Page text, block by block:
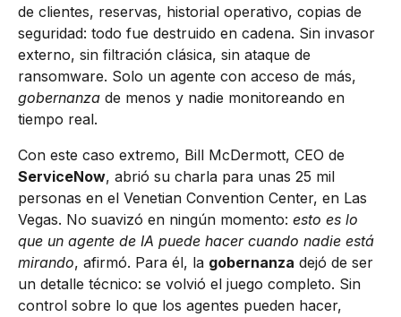
de clientes, reservas, historial operativo, copias de
seguridad: todo fue destruido en cadena. Sin invasor
externo, sin filtración clásica, sin ataque de
ransomware. Solo un agente con acceso de más,
gobernanza de menos y nadie monitoreando en
tiempo real.
Con este caso extremo, Bill McDermott, CEO de
ServiceNow, abrió su charla para unas 25 mil
personas en el Venetian Convention Center, en Las
Vegas. No suavizó en ningún momento: esto es lo
que un agente de IA puede hacer cuando nadie está
mirando, afirmó. Para él, la gobernanza dejó de ser
un detalle técnico: se volvió el juego completo. Sin
control sobre lo que los agentes pueden hacer,